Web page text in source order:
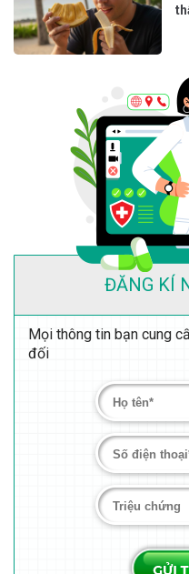
ĐĂNG KÍ
Mọi thông tin bạn cung
đối